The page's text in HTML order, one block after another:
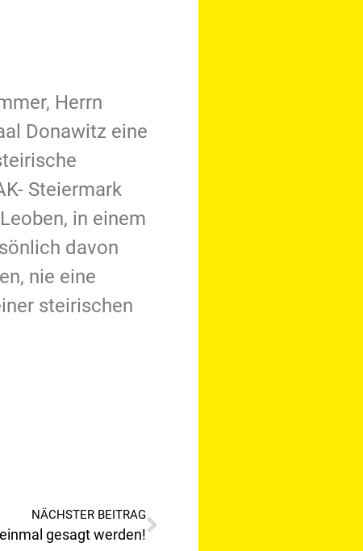
Herrn
Donawitz eine
Steiermark
in einem
davon
nie eine
steirischen
NÄCHSTER BEITRAG
gesagt werden!